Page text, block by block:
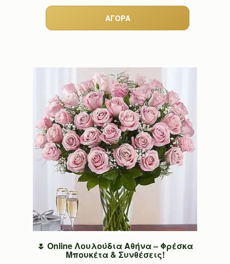
🌷 Online Λουλούδια Αθήνα – Φρέσκα
Μπουκέτα & Συνθέσεις!